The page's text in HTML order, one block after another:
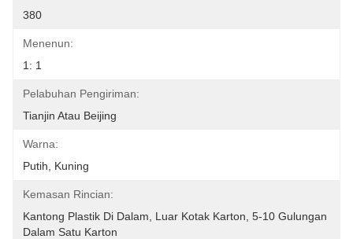
380
Menenun:
1: 1
Pelabuhan Pengiriman:
Tianjin Atau Beijing
Warna:
Putih, Kuning
Kemasan Rincian:
Kantong Plastik Di Dalam, Luar Kotak Karton, 5-10 Gulungan
Dalam Satu Karton